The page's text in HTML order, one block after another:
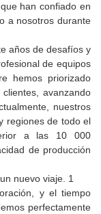
han confiado en
a nosotros durante
años de desafíos y
de equipos
hemos priorizado
avanzando
nuestros
regiones de todo el
a las 10 000
de producción
y el tiempo
perfectamente